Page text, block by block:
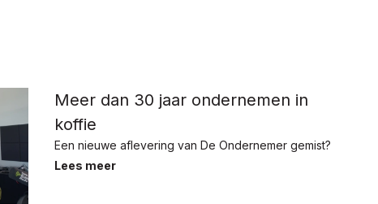
Meer dan 30 jaar ondernemen in
koffie
Een nieuwe aflevering van De Ondernemer gemist?
Lees meer